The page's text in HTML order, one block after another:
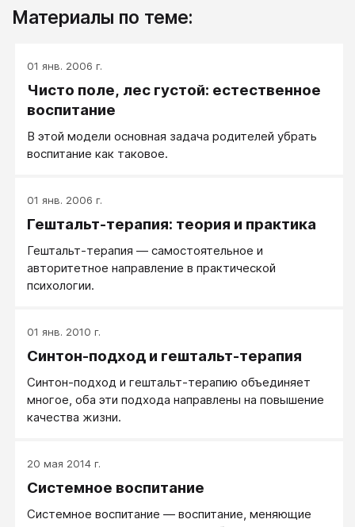
Материалы по теме:
01 янв. 2006 г.
Чисто поле, лес густой: естественное
воспитание
В этой модели основная задача родителей убрать
воспитание как таковое.
01 янв. 2006 г.
Гештальт-терапия: теория и практика
Гештальт-терапия — самостоятельное и
авторитетное направление в практической
психологии.
01 янв. 2010 г.
Синтон-подход и гештальт-терапия
Синтон-подход и гештальт-терапию объединяет
многое, оба эти подхода направлены на повышение
качества жизни.
20 мая 2014 г.
Системное воспитание
Системное воспитание — воспитание, меняющие